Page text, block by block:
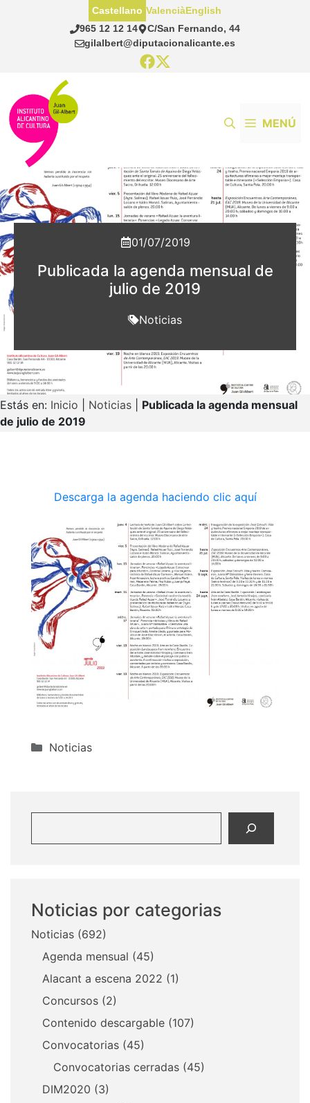
965 12 12 14
C/San Fernando, 44
gilalbert@diputacionalicante.es
Castellano ValenciàEnglish
MENÚ
01/07/2019
Publicada la agenda mensual de
julio de 2019
Noticias
Estás en: Inicio Noticias
Publicada la agenda mensual
de julio de 2019
Descarga la agenda haciendo clic aquí
Categorías
Noticias
Noticias por categorias
Noticias (692)
Agenda mensual (45)
Alacant a escena 2022 (1)
Concursos (2)
Contenido descargable (107)
Convocatorias (45)
Convocatorias cerradas (45)
DIM2020 (3)